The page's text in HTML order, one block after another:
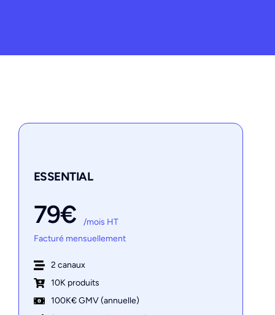
ESSENTIAL
79€
/mois HT
Facturé mensuellement
2 canaux
10K produits
100K€ GMV (annuelle)